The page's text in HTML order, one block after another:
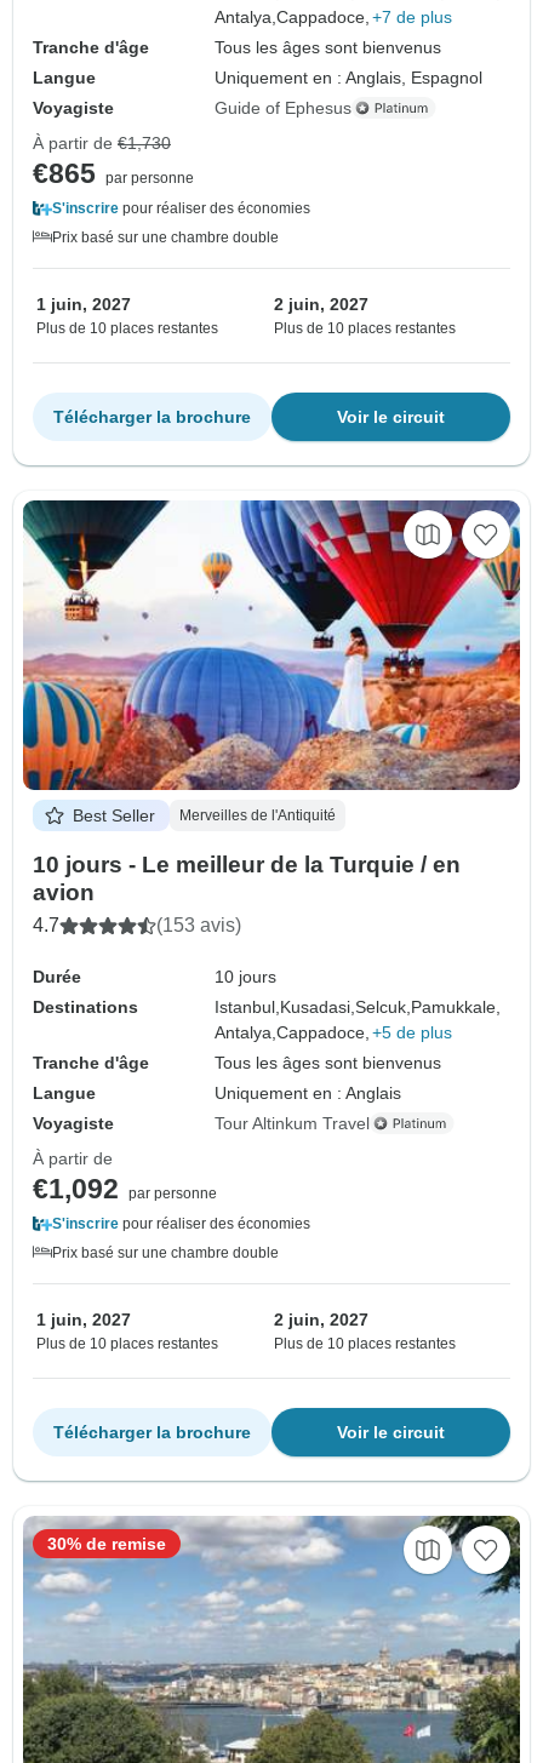
Antalya,Cappadoce, +7 de plus
Tranche d'âge
Tous les âges sont bienvenus
Langue
Uniquement en : Anglais, Espagnol
Voyagiste
Guide of Ephesus
À partir de €1,730
€865 par personne
S'inscrire pour réaliser des économies
Prix basé sur une chambre double
1 juin, 2027
Plus de 10 places restantes
2 juin, 2027
Plus de 10 places restantes
Voir le circuit
Télécharger la brochure
Best Seller Merveilles de l'Antiquité
10 jours - Le meilleur de la Turquie / en
avion
4.7 (153 avis)
Durée
10 jours
Destinations
Istanbul, Kusadasi,Selcuk, Pamukkale,
Antalya,Cappadoce, +5 de plus
Tranche d'âge
Tous les âges sont bienvenus
Langue
Uniquement en : Anglais
Voyagiste
Tour Altinkum Travel
À partir de
€1,092
par personne
S'inscrire pour réaliser des économies
Prix basé sur une chambre double
1 juin, 2027
Plus de 10 places restantes
2 juin, 2027
Plus de 10 places restantes
Voir le circuit
Télécharger la brochure
30% de remise